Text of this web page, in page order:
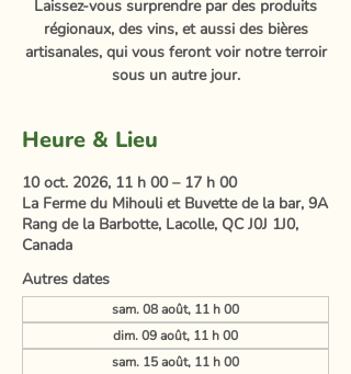
Laissez-vous surprendre par des produits
régionaux, des vins, et aussi des bières
artisanales, qui vous feront voir notre terroir
sous un autre jour.
Heure & Lieu
10 oct. 2026, 11 h 00 – 17 h 00
La Ferme du Mihouli et Buvette de la bar, 9A
Rang de la Barbotte, Lacolle, QC J0J 1J0,
Canada
Autres dates
sam. 08 août, 11 h 00
dim. 09 août, 11 h 00
sam. 15 août, 11 h 00